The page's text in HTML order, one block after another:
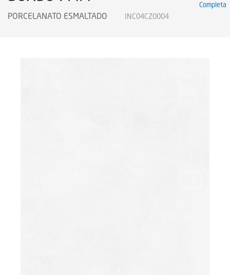
Certificados
PORCELANATO ESMALTADO INC04CZ0004
Completa